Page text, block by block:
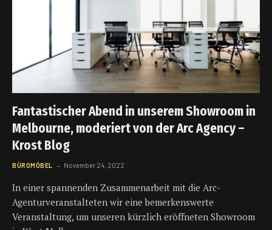
Fantastischer Abend in unserem Showroom in
Melbourne, moderiert von der Arc Agency –
Krost Blog
BÜROMÖBEL November 24, 2022
In einer spannenden Zusammenarbeit mit die Arc-
Agenturveranstalteten wir eine bemerkenswerte
Veranstaltung, um unseren kürzlich eröffneten Showroom